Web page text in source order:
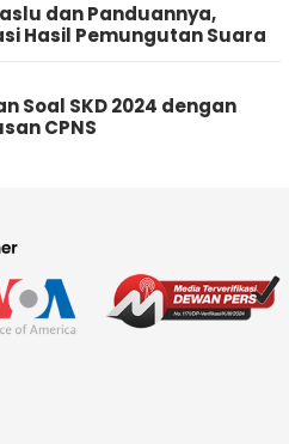
dan Panduannya,
Hasil Pemungutan Suara
Soal SKD 2024 dengan
CPNS